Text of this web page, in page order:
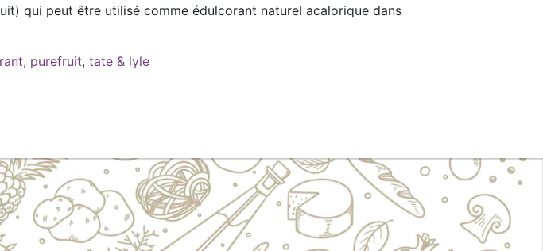
qui peut être utilisé comme édulcorant naturel acalorique dans
, purefruit, tate & lyle